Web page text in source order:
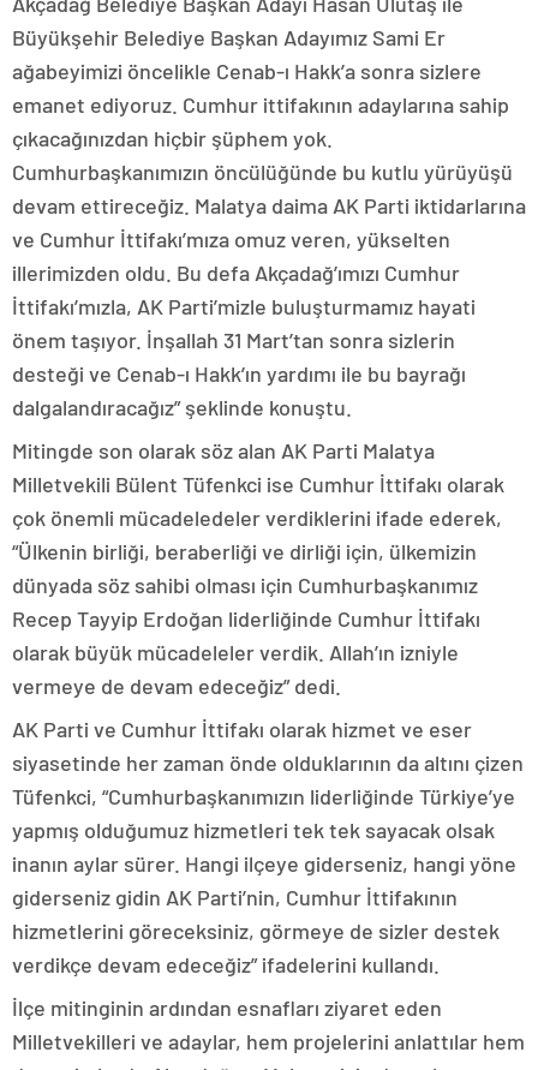
Büyükşehir Belediye Başkan Adayımız Sami Er
ağabeyimizi öncelikle Cenab-ı Hakk’a sonra sizlere
emanet ediyoruz. Cumhur ittifakının adaylarına sahip
çıkacağınızdan hiçbir şüphem yok.
Cumhurbaşkanımızın öncülüğünde bu kutlu yürüyüşü
devam ettireceğiz. Malatya daima AK Parti iktidarlarına
ve Cumhur İttifakı’mıza omuz veren, yükselten
illerimizden oldu. Bu defa Akçadağ’ımızı Cumhur
İttifakı’mızla, AK Parti’mizle buluşturmamız hayati
önem taşıyor. İnşallah 31 Mart’tan sonra sizlerin
desteği ve Cenab-ı Hakk’ın yardımı ile bu bayrağı
dalgalandıracağız” şeklinde konuştu.
Mitingde son olarak söz alan AK Parti Malatya
Milletvekili Bülent Tüfenkci ise Cumhur İttifakı olarak
çok önemli mücadeledeler verdiklerini ifade ederek,
“Ülkenin birliği, beraberliği ve dirliği için, ülkemizin
dünyada söz sahibi olması için Cumhurbaşkanımız
Recep Tayyip Erdoğan liderliğinde Cumhur İttifakı
olarak büyük mücadeleler verdik. Allah’ın izniyle
vermeye de devam edeceğiz” dedi.
AK Parti ve Cumhur İttifakı olarak hizmet ve eser
siyasetinde her zaman önde olduklarının da altını çizen
Tüfenkci, “Cumhurbaşkanımızın liderliğinde Türkiye’ye
yapmış olduğumuz hizmetleri tek tek sayacak olsak
inanın aylar sürer. Hangi ilçeye giderseniz, hangi yöne
giderseniz gidin AK Parti’nin, Cumhur İttifakının
hizmetlerini göreceksiniz, görmeye de sizler destek
verdikçe devam edeceğiz” ifadelerini kullandı.
İlçe mitinginin ardından esnafları ziyaret eden
Milletvekilleri ve adaylar, hem projelerini anlattılar hem